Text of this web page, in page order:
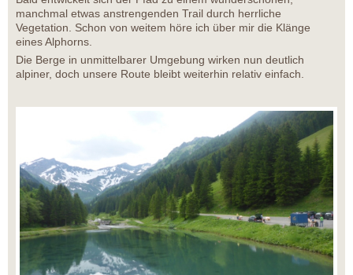
manchmal etwas anstrengenden Trail durch herrliche
Vegetation. Schon von weitem höre ich über mir die Klänge
eines Alphorns.
Die Berge in unmittelbarer Umgebung wirken nun deutlich
alpiner, doch unsere Route bleibt weiterhin relativ einfach.